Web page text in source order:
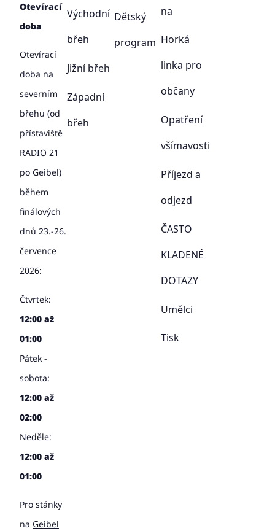
Otevírací
doba
Otevírací
doba na
severním
břehu (od
přístaviště
RADIO 21
po Geibel)
během
finálových
dnů 23.-26.
července
2026:
Čtvrtek:
12:00 až
01:00
Pátek -
sobota:
12:00 až
02:00
Neděle:
12:00 až
01:00
Pro stánky
na Geibel
Východní
břeh
Jižní břeh
Západní
břeh
Dětský
program
na
Horká
linka pro
občany
Opatření
všímavosti
Příjezd a
odjezd
ČASTO
KLADENÉ
DOTAZY
Umělci
Tisk